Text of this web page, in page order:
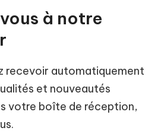
à notre
recevoir automatiquement
et nouveautés
votre boîte de réception,